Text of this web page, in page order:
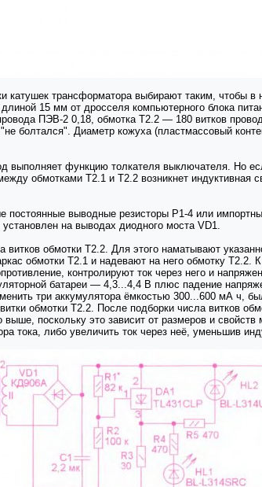
катушек трансформатора выбирают таким, чтобы
15 мм от дросселя компьютерного блока
ПЭВ-2 0,18, обмотка Т2.2 — 180 витков
болтался". Диаметр кожуха (пластмассовый
выполняет функцию толкателя выключателя. Но
обмотками Т2.1 и Т2.2 возникнет индуктивная
постоянные выводные резисторы Р1-4 или
на выводах диодного моста VD1.
витков обмотки Т2.2. Для этого наматывают
обмотки Т2.1 и надевают на него обмотку
контролируют ток через него и
батареи — 4,3...4,4 В плюс падение
три аккумулятора ёмкостью 300...600 мА ч,
обмотки Т2.2. После подборки числа витков
выше, поскольку это зависит от размеров и
тока, либо увеличить ток через неё, уменьшив